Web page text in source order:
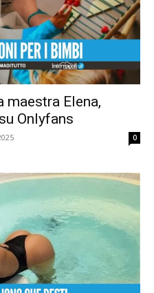
maestra Elena,
Onlyfans
0